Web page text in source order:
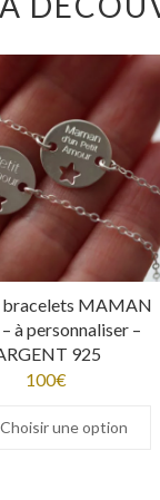
bracelets MAMAN
à personnaliser –
925
100€
Choisir une option